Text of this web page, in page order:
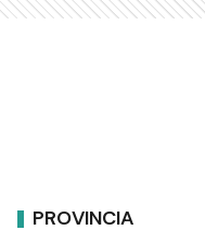
PROVINCIA